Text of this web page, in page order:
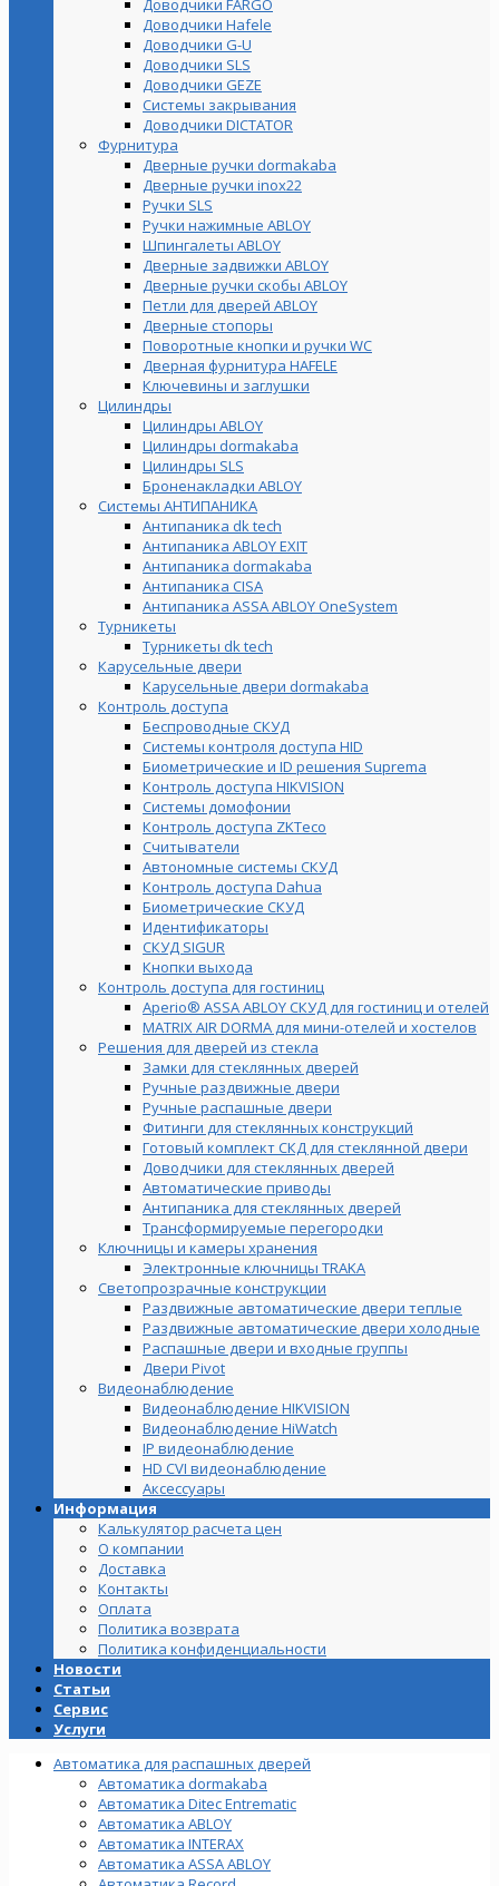
Доводчики Hafele
Доводчики G-U
Доводчики SLS
Доводчики GEZE
Cистемы закрывания
Доводчики DICTATOR
Фурнитура
Дверные ручки dormakaba
Дверные ручки inox22
Ручки SLS
Ручки нажимные ABLOY
Шпингалеты ABLOY
Дверные задвижки ABLOY
Дверные ручки скобы ABLOY
Петли для дверей ABLOY
Дверные стопоры
Поворотные кнопки и ручки WC
Дверная фурнитура HAFELE
Ключевины и заглушки
Цилиндры
Цилиндры ABLOY
Цилиндры dormakaba
Цилиндры SLS
Броненакладки ABLOY
Системы АНТИПАНИКА
Антипаника dk tech
Антипаника ABLOY EXIT
Антипаника dormakaba
Антипаника СISA
Антипаника ASSA ABLOY OneSystem
Турникеты
Турникеты dk tech
Карусельные двери
Карусельные двери dormakaba
Контроль доступа
Беспроводные СКУД
Системы контроля доступа HID
Биометрические и ID решения Suprema
Контроль доступа HIKVISION
Системы домофонии
Контроль доступа ZKTeco
Считыватели
Автономные системы СКУД
Контроль доступа Dahua
Биометрические СКУД
Идентификаторы
СКУД SIGUR
Кнопки выхода
Контроль доступа для гостиниц
Aperio® ASSA ABLOY СКУД для гостиниц и отелей
MATRIX AIR DORMA для мини-отелей и хостелов
Решения для дверей из стекла
Замки для стеклянных дверей
Ручные раздвижные двери
Ручные распашные двери
Фитинги для стеклянных конструкций
Готовый комплект СКД для стеклянной двери
Доводчики для стеклянных дверей
Автоматические приводы
Антипаника для стеклянных дверей
Трансформируемые перегородки
Ключницы и камеры хранения
Электронные ключницы TRAKA
Светопрозрачные конструкции
Раздвижные автоматические двери теплые
Раздвижные автоматические двери холодные
Распашные двери и входные группы
Двери Pivot
Видеонаблюдение
Видеонаблюдение HIKVISION
Видеонаблюдение HiWatch
IP видеонаблюдение
HD CVI видеонаблюдение
Аксессуары
Информация
Калькулятор расчета цен
О компании
Доставка
Контакты
Оплата
Политика возврата
Политика конфиденциальности
Новости
Статьи
Сервис
Услуги
Автоматика для распашных дверей
Автоматика dormakaba
Автоматика Ditec Entrematic
Автоматика ABLOY
Автоматика INTERAX
Автоматика ASSA ABLOY